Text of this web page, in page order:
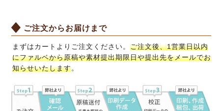
ご注文からお届けまで
まずはカートよりご注文ください。 ご注文後、1営業日以内
にファルベから原稿や素材提出期限日や提出先をメールでお
知らせいたします。